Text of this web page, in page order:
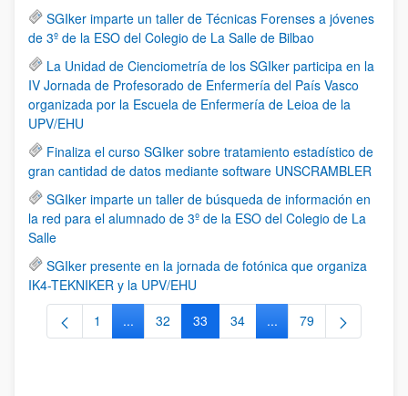
SGIker imparte un taller de Técnicas Forenses a jóvenes
de 3º de la ESO del Colegio de La Salle de Bilbao
La Unidad de Cienciometría de los SGIker participa en la
IV Jornada de Profesorado de Enfermería del País Vasco
organizada por la Escuela de Enfermería de Leioa de la
UPV/EHU
Finaliza el curso SGIker sobre tratamiento estadístico de
gran cantidad de datos mediante software UNSCRAMBLER
SGIker imparte un taller de búsqueda de información en
la red para el alumnado de 3º de la ESO del Colegio de La
Salle
SGIker presente en la jornada de fotónica que organiza
IK4-TEKNIKER y la UPV/EHU
Página
1 ...Páginas intermedias Use TAB para desplazarse.
Página
32 Página
33 Página
34 ...Páginas intermedias
Página
79